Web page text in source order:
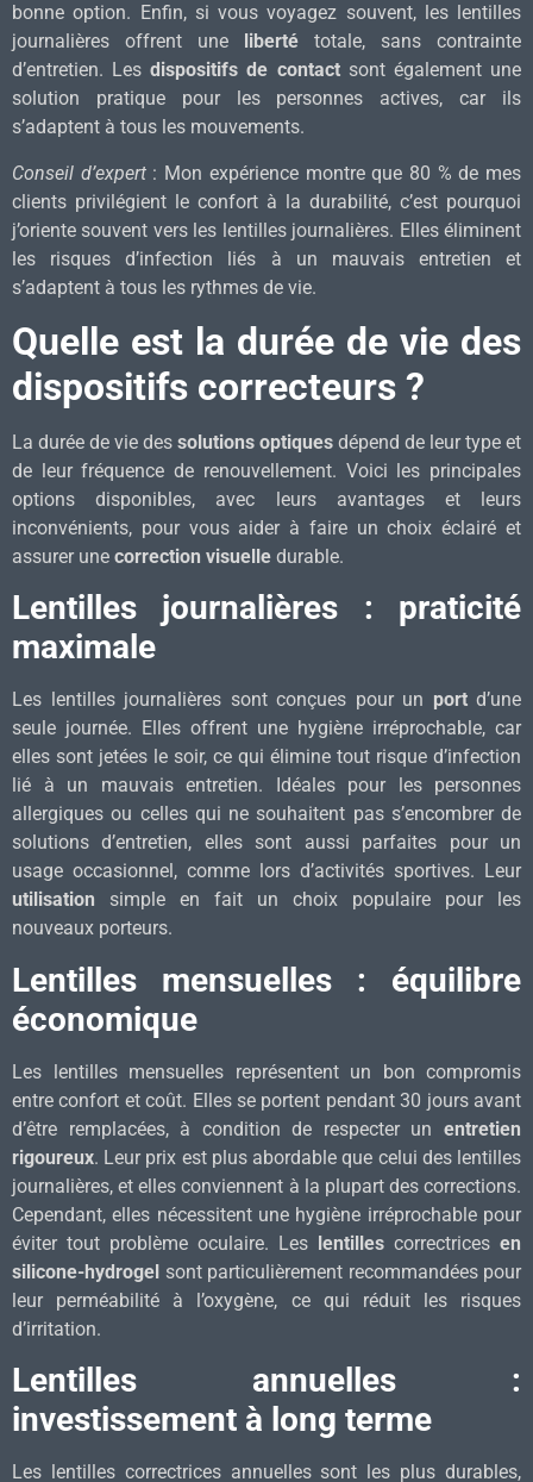
bonne option. Enfin, si vous voyagez souvent, les lentilles
journalières offrent une liberté totale, sans contrainte
d’entretien. Lesdispositifs de contactsont également une
solution pratique pour les personnes actives, car ils
s’adaptent à tous les mouvements.
Conseil d’expert: Mon expérience montre que 80 % de mes
clients privilégient le confort à la durabilité, c’est pourquoi
j’oriente souvent vers les lentilles journalières. Elles éliminent
les risques d’infection liés à un mauvais entretien et
s’adaptent à tous les rythmes de vie.
Quelle est la durée de vie des
dispositifs correcteurs ?
La durée de vie des solutions optiques dépend de leur type et
de leur fréquence de renouvellement. Voici les principales
options disponibles, avec leurs avantages et leurs
inconvénients, pour vous aider à faire un choix éclairé et
assurer une correction visuelle durable.
Lentilles journalières : praticité
maximale
Les lentilles journalières sont conçues pour un portd’une
seule journée. Elles offrent une hygiène irréprochable, car
elles sont jetées le soir, ce qui élimine tout risque d’infection
lié à un mauvais entretien. Idéales pour les personnes
allergiques ou celles qui ne souhaitent pas s’encombrer de
solutions d’entretien, elles sont aussi parfaites pour un
usage occasionnel, comme lors d’activités sportives. Leur
utilisation simple en fait un choix populaire pour les
nouveaux porteurs.
Lentilles mensuelles : équilibre
économique
Les lentilles mensuelles représentent un bon compromis
entre confort et coût. Elles se portent pendant 30 jours avant
d’être remplacées, à condition de respecter un entretien
rigoureux. Leur prix est plus abordable que celui des lentilles
journalières, et elles conviennent à la plupart des corrections.
Cependant, elles nécessitent une hygiène irréprochable pour
éviter tout problème oculaire. Les lentilles correctrices en
silicone-hydrogel sont particulièrement recommandées pour
leur perméabilité à l’oxygène, ce qui réduit les risques
d’irritation.
Lentilles annuelles :
investissement à long terme
Les lentilles correctrices annuelles sont les plus durables,